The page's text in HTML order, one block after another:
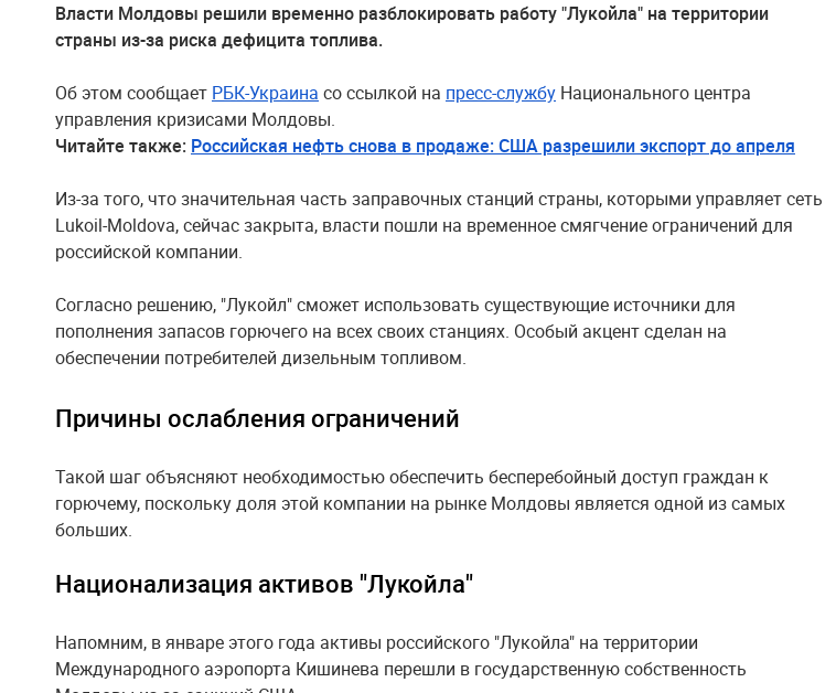
Власти Молдовы решили временно разблокировать работу "Лукойла" на территории
страны из-за риска дефицита топлива.
Об этом сообщает РБК-Украина со ссылкой на пресс-службу Национального центра
управления кризисами Молдовы.
Читайте также: Российская нефть снова в продаже: США разрешили экспорт до апреля
Из-за того, что значительная часть заправочных станций страны, которыми управляет сеть
Lukoil-Moldova, сейчас закрыта, власти пошли на временное смягчение ограничений для
российской компании.
Согласно решению, "Лукойл" сможет использовать существующие источники для
пополнения запасов горючего на всех своих станциях. Особый акцент сделан на
обеспечении потребителей дизельным топливом.
Причины ослабления ограничений
Такой шаг объясняют необходимостью обеспечить бесперебойный доступ граждан к
горючему, поскольку доля этой компании на рынке Молдовы является одной из самых
больших.
Национализация активов "Лукойла"
Напомним, в январе этого года активы российского "Лукойла" на территории
Международного аэропорта Кишинева перешли в государственную собственность